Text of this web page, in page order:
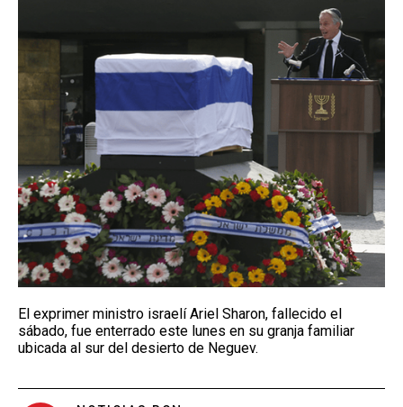
El exprimer ministro israelí Ariel Sharon, fallecido el
sábado, fue enterrado este lunes en su granja familiar
ubicada al sur del desierto de Neguev.